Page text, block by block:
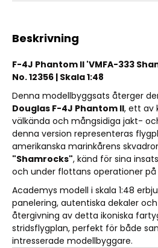
Beskrivning
F-4J Phantom II 'VMFA-333
No. 12356 | Skala 1:48
Denna modellbyggsats återger
Douglas F-4J Phantom II, ett av
välkända och mångsidiga jakt-
denna version representeras
amerikanska marinkårens
"Shamrocks", känd för sina
och under flottans operationer på
Academys modell i skala 1:48
panelering, autentiska dekaler
återgivning av detta ikoniska
stridsflygplan, perfekt för både
intresserade modellbyggare.